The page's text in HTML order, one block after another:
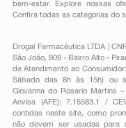
bem-estar. Explore nossas
Confira todas as categorias do
Drogal Farmacêutica LTDA |
São João, 909 - Bairro Alto -
de Atendimento ao
Sábado das 8h às 15h) ou
Giovanna do Rosario Martins
Anvisa (AFE): 7.15583.1 /
contidas neste site, como
não devem ser usadas para